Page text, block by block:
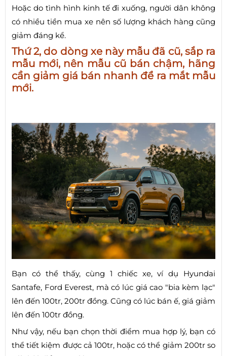
Hoặc do tình hình kinh tế đi xuống, người dân không
có nhiều tiền mua xe nên số lượng khách hàng cũng
giảm đáng kể.
Thứ 2, do dòng xe này mẫu đã cũ, sắp ra
mẫu mới, nên mẫu cũ bán chậm, hãng
cần giảm giá bán nhanh để ra mắt mẫu
mới.
Bạn có thể thấy, cùng 1 chiếc xe, ví dụ Hyundai
Santafe, Ford Everest, mà có lúc giá cao "bia kèm lạc"
lên đến 100tr, 200tr đồng. Cũng có lúc bán ế, giá giảm
lên đến 100tr đồng.
Như vậy, nếu bạn chọn thời điểm mua hợp lý, bạn có
thể tiết kiệm được cả 100tr, hoặc có thể giảm 200tr so